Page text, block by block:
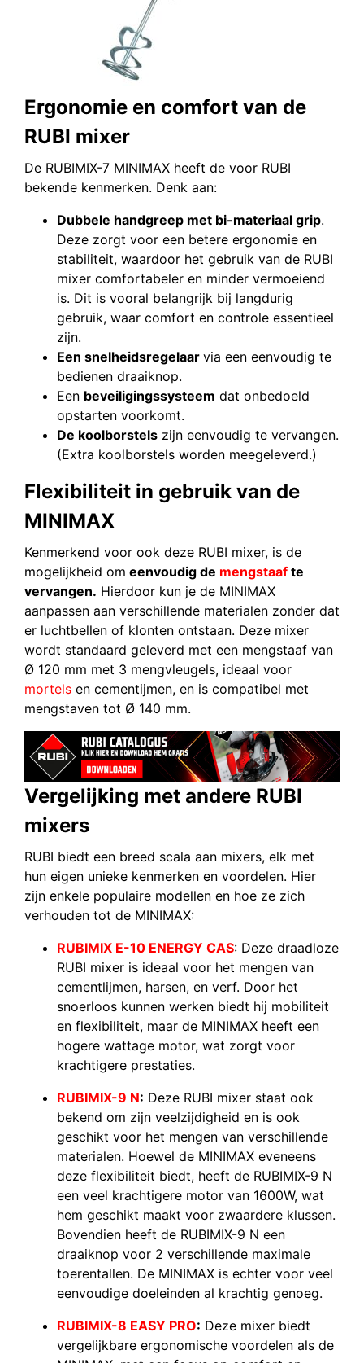
Ergonomie en comfort van de
RUBI mixer
De RUBIMIX-7 MINIMAX heeft de voor RUBI
bekende kenmerken. Denk aan:
Dubbele handgreep met bi-materiaal grip.
Deze zorgt voor een betere ergonomie en
stabiliteit, waardoor het gebruik van de RUBI
mixer comfortabeler en minder vermoeiend
is. Dit is vooral belangrijk bij langdurig
gebruik, waar comfort en controle essentieel
zijn.
Een snelheidsregelaar via een eenvoudig te
bedienen draaiknop.
Een beveiligingssysteem dat onbedoeld
opstarten voorkomt.
De koolborstels zijn eenvoudig te vervangen.
(Extra koolborstels worden meegeleverd.)
Flexibiliteit in gebruik van de
MINIMAX
Kenmerkend voor ook deze RUBI mixer, is de
mogelijkheid om eenvoudig de mengstaaf te
vervangen. Hierdoor kun je de MINIMAX
aanpassen aan verschillende materialen zonder dat
er luchtbellen of klonten ontstaan. Deze mixer
wordt standaard geleverd met een mengstaaf van
Ø 120 mm met 3 mengvleugels, ideaal voor
mortels en cementijmen, en is compatibel met
mengstaven tot Ø 140 mm.
Vergelijking met andere RUBI
mixers
RUBI biedt een breed scala aan mixers, elk met
hun eigen unieke kenmerken en voordelen. Hier
zijn enkele populaire modellen en hoe ze zich
verhouden tot de MINIMAX:
RUBIMIX E-10 ENERGY CAS: Deze draadloze
RUBI mixer is ideaal voor het mengen van
cementlijmen, harsen, en verf. Door het
snoerloos kunnen werken biedt hij mobiliteit
en flexibiliteit, maar de MINIMAX heeft een
hogere wattage motor, wat zorgt voor
krachtigere prestaties.
RUBIMIX-9 N: Deze RUBI mixer staat ook
bekend om zijn veelzijdigheid en is ook
geschikt voor het mengen van verschillende
materialen. Hoewel de MINIMAX eveneens
deze flexibiliteit biedt, heeft de RUBIMIX-9 N
een veel krachtigere motor van 1600W, wat
hem geschikt maakt voor zwaardere klussen.
Bovendien heeft de RUBIMIX-9 N een
draaiknop voor 2 verschillende maximale
toerentallen. De MINIMAX is echter voor veel
eenvoudige doeleinden al krachtig genoeg.
RUBIMIX-8 EASY PRO: Deze mixer biedt
vergelijkbare ergonomische voordelen als de